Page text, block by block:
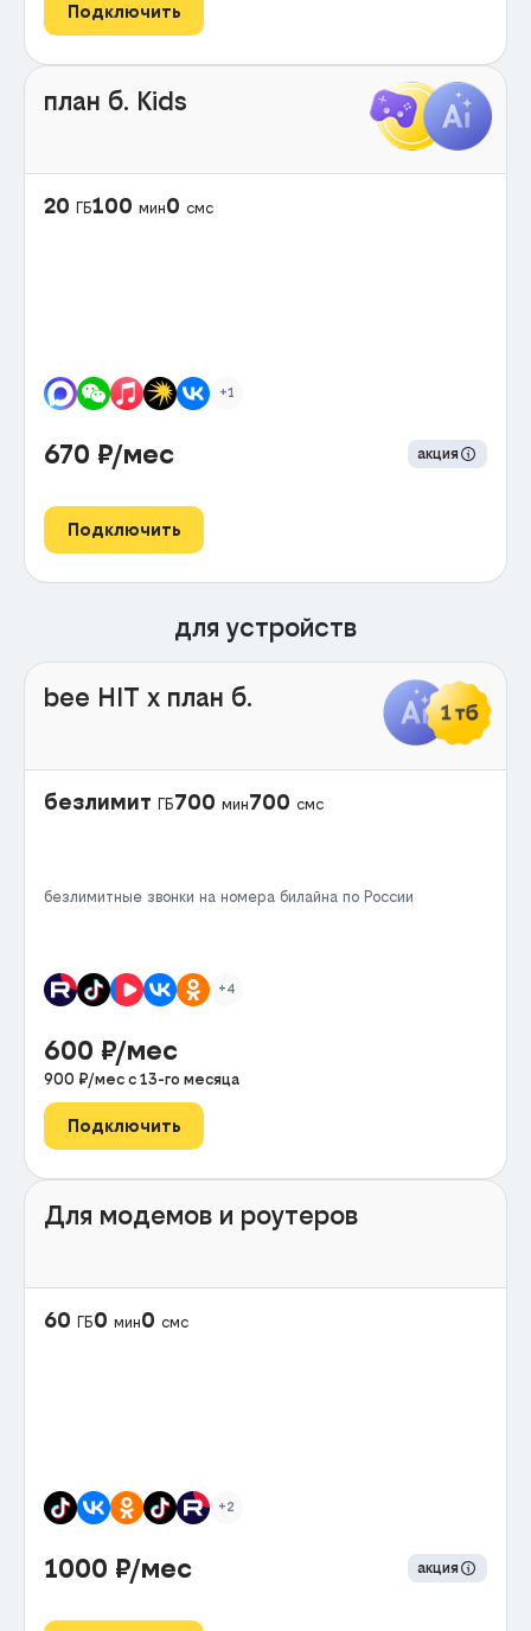
Подключить
план б. Kids
20 ГБ100 мин0 смс
+1
670 ₽/мес акция
Подключить
для устройств
bee HIT x план б.
безлимит ГБ700 мин700 смс
безлимитные звонки на номера билайна по России
+4
600 ₽/мес
900 ₽/мес с 13-го месяца
Подключить
Для модемов и роутеров
60 ГБ0 мин0 смс
+2
1000 ₽/мес акция